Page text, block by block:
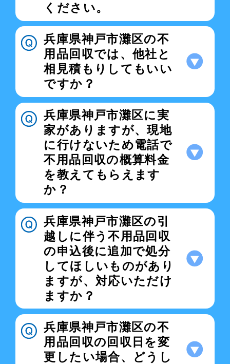
ください。
兵庫県神戸市灘区の不
用品回収では、他社と
相見積もりしてもいい
ですか？
兵庫県神戸市灘区に実
家がありますが、現地
に行けないため電話で
不用品回収の概算料金
を教えてもらえます
か？
兵庫県神戸市灘区の引
越しに伴う不用品回収
の申込後に追加で処分
してほしいものがあり
ますが、対応いただけ
ますか？
兵庫県神戸市灘区の不
用品回収の回収日を変
更したい場合、どうし